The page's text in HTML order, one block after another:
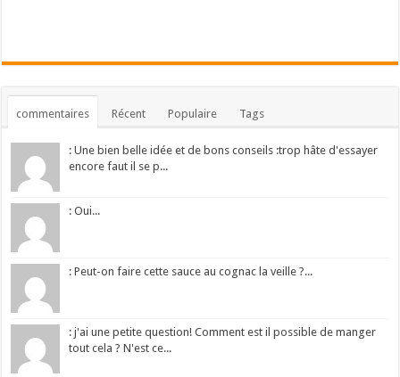
commentaires Récent Populaire Tags
: Une bien belle idée et de bons conseils :trop hâte d'essayer
encore faut il se p...
: Oui...
: Peut-on faire cette sauce au cognac la veille ?...
: j'ai une petite question! Comment est il possible de manger
tout cela ? N'est ce...